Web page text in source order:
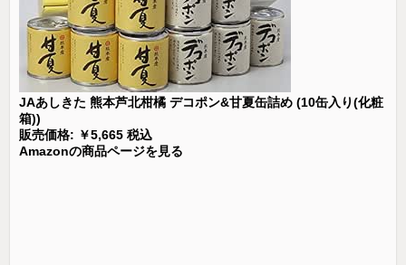
JAあしきた 熊本芦北柑橘 デコポン&甘夏缶詰め (10缶入り(化粧
箱))
販売価格: ￥5,665 税込
Amazonの商品ページを見る